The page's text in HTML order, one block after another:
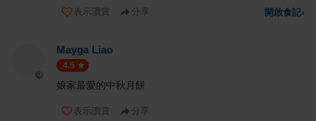
表示讚賞 分享 開啟食記›
Mayga Liao
4.5
娘家最愛的中秋月餅
表示讚賞 分享